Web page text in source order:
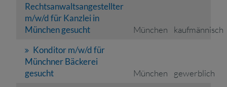
Rechtsanwaltsangestellter
m/w/d für Kanzlei in
München gesucht
München
kaufmännisch
Konditor m/w/d für
Münchner Bäckerei
gesucht
München
gewerblich